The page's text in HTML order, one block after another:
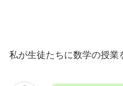
私が生徒たちに数学の授業